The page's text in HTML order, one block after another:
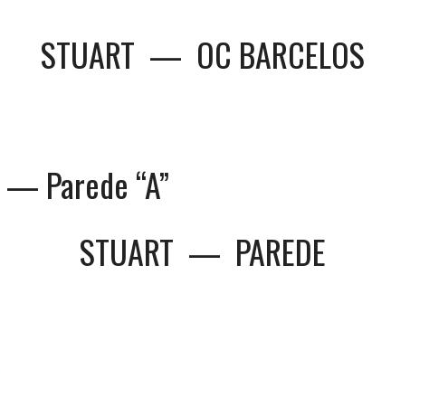
STUART — OC BARCELOS
— Parede “A”
STUART — PAREDE